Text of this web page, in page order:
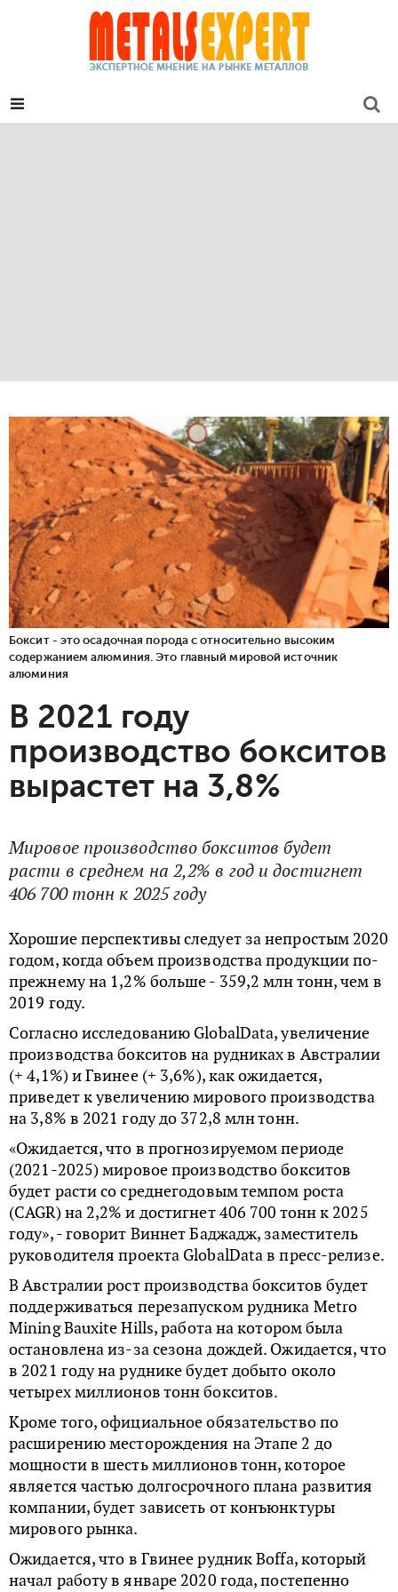
Боксит - это осадочная порода с относительно высоким
содержанием алюминия. Это главный мировой источник
алюминия
В 2021 году
производство бокситов
вырастет на 3,8%
Мировое производство бокситов будет
расти в среднем на 2,2% в год и достигнет
406 700 тонн к 2025 году
Хорошие перспективы следует за непростым 2020
годом, когда объем производства продукции по-
прежнему на 1,2% больше - 359,2 млн тонн, чем в
2019 году.
Согласно исследованию GlobalData, увеличение
производства бокситов на рудниках в Австралии
(+ 4,1%) и Гвинее (+ 3,6%), как ожидается,
приведет к увеличению мирового производства
на 3,8% в 2021 году до 372,8 млн тонн.
«Ожидается, что в прогнозируемом периоде
(2021-2025) мировое производство бокситов
будет расти со среднегодовым темпом роста
(CAGR) на 2,2% и достигнет 406 700 тонн к 2025
году», - говорит Виннет Баджадж, заместитель
руководителя проекта GlobalData в пресс-релизе.
В Австралии рост производства бокситов будет
поддерживаться перезапуском рудника Metro
Mining Bauxite Hills, работа на котором была
остановлена ​​из-за сезона дождей. Ожидается, что
в 2021 году на руднике будет добыто около
четырех миллионов тонн бокситов.
Кроме того, официальное обязательство по
расширению месторождения на Этапе 2 до
мощности в шесть миллионов тонн, которое
является частью долгосрочного плана развития
компании, будет зависеть от конъюнктуры
мирового рынка.
Ожидается, что в Гвинее рудник Boffa, который
начал работу в январе 2020 года, постепенно